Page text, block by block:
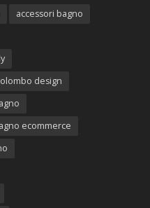
accessori bagno
design
ecommerce